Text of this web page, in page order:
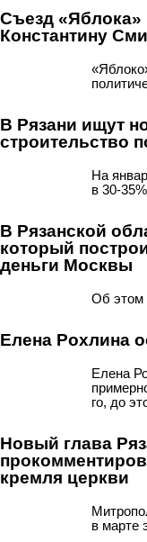
Съезд
Константину
В Рязани ищут
строительство
На
в 30-
В Рязанской
который
деньги Москвы
Об этом
Елена Рохлина
Елена
го, до
Новый глава
кремля церкви
в марте